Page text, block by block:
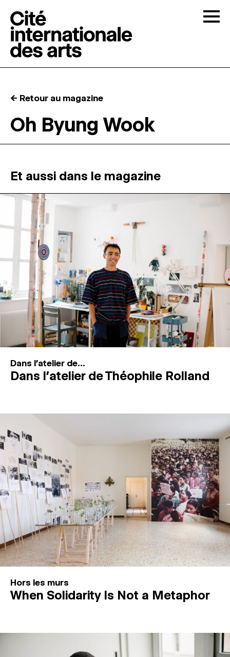
RÉSIDENCES ↓
ATELIERS OUVERTS
PROGRAMMATION
MAGAZINE
ESPACES DE PRATIQUE ARTISTIQUE ↓
Recherche
Connexion
← Retour au magazine
Oh Byung Wook
Et aussi dans le magazine
Dans l'atelier de...
Dans l’atelier de Théophile Rolland
Hors les murs
When Solidarity Is Not a Metaphor